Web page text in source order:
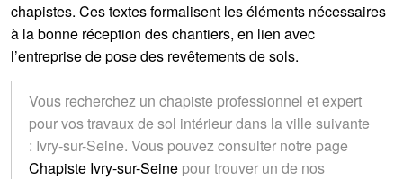
chapistes. Ces textes formalisent les éléments nécessaires
à la bonne réception des chantiers, en lien avec
l’entreprise de pose des revêtements de sols.
Vous recherchez un chapiste professionnel et expert
pour vos travaux de sol intérieur dans la ville suivante
: Ivry-sur-Seine. Vous pouvez consulter notre page
Chapiste Ivry-sur-Seine pour trouver un de nos